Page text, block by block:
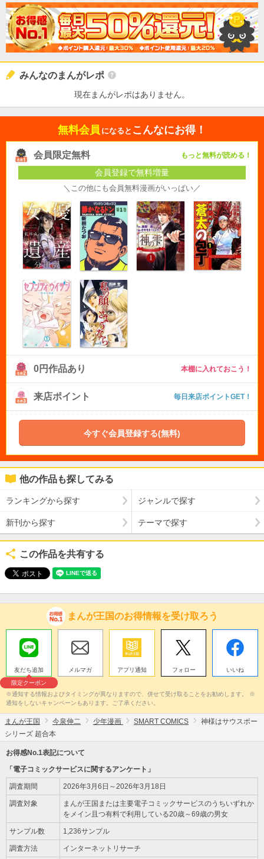
みんなのまんがレポ
現在まんがレポはありません。
無料会員 になると こんなにお得！
会員限定無料 もっと無料が読める！
会員登録で無料増量
＼この他にも会員無料漫画がいっぱい／
0円作品あり 本棚に入れておこう！
来店ポイント 毎日来店ポイントGET！
今すぐ会員登録する(無料)
他の作品も探してみる
ランキングから探す ジャンルで探す
新刊から探す テーマで探す
この作品を共有する
まんが王国のお得情報を受け取ろう
友だち追加
限定クーポン
メルマガ アプリ通知 フォロー いいね
※通知する情報およびタイミングが異なりますので、併せて受け取ることをお勧めします。 ※
通知をしないキャンペーンもあります。ご了承ください。
まんが王国 今泉伸二 少年漫画 SMART COMICS
神様はサウスポー
シリーズ 超合本
お得感No.1表記について
「電子コミックサービスに関するアンケート」
調査期間 2026年3月6日～2026年3月18日
調査対象
まんが王国または主要電子コミックサービスのうちいずれか
をメイン且つ有料で利用している20歳～69歳の男女
サンプル数 1,236サンプル
調査方法 インターネットリサーチ